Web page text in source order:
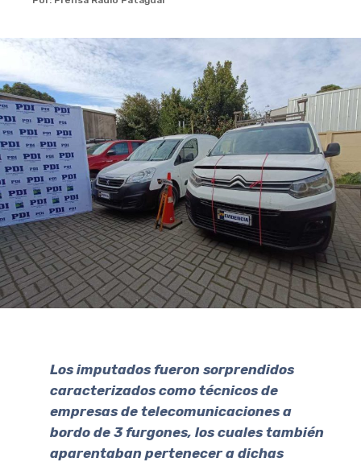
Los imputados fueron sorprendidos
caracterizados como técnicos de
empresas de telecomunicaciones a
bordo de 3 furgones, los cuales también
aparentaban pertenecer a dichas